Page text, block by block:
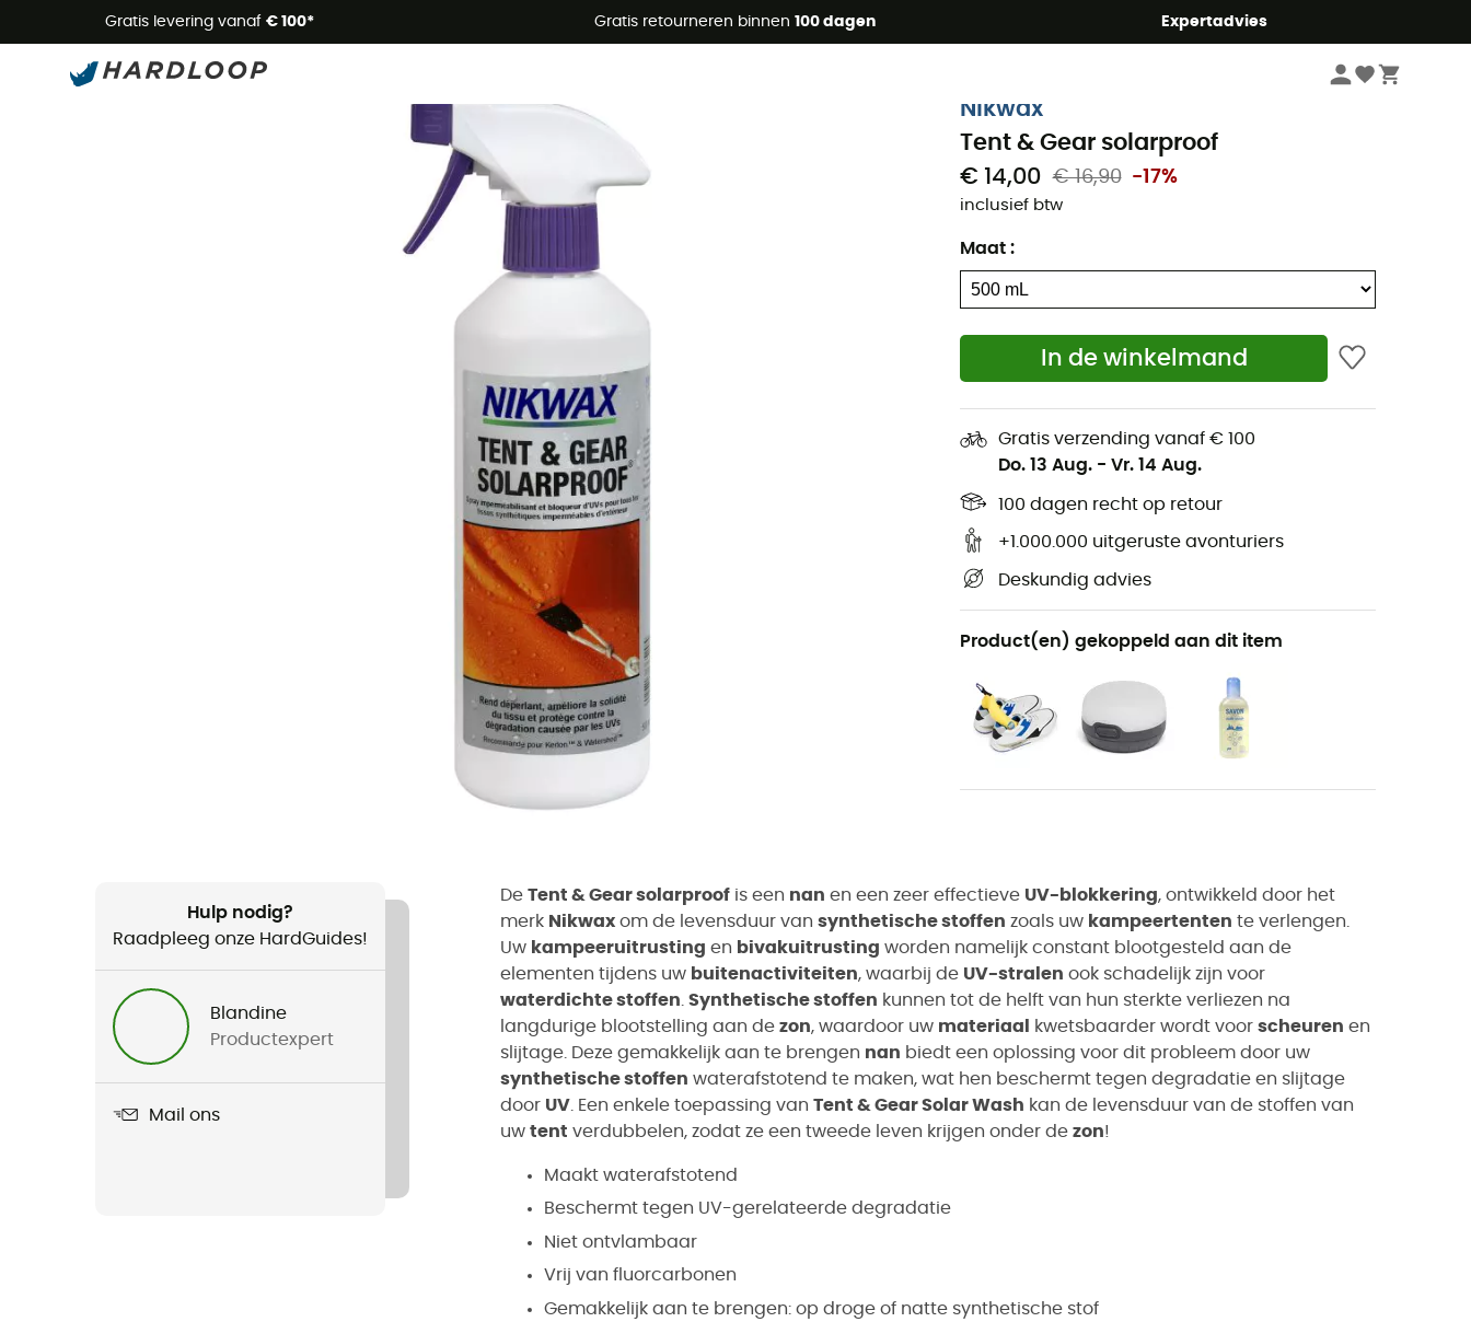
Gratis levering vanaf € 100* Gratis retourneren binnen 100 dagen Expertadvies
Zomeraanbiedingen 🔥 -5% EXTRA vanaf 2 producten* met code Summer5
Wandelaccessoires
Nikwax
Tent & Gear solarproof
€ 14,00 € 16,90 -17%
inclusief btw
Maat :
In de winkelmand
Gratis verzending vanaf € 100
Do. 13 Aug. - Vr. 14 Aug.
100 dagen recht op retour
+1.000.000 uitgeruste avonturiers
Deskundig advies
Product(en) gekoppeld aan dit item
Hulp nodig?
Raadpleeg onze HardGuides!
Blandine
Productexpert
Mail ons
De Tent & Gear solarproof is een nan en een zeer effectieve UV-blokkering, ontwikkeld door het
merk Nikwax om de levensduur van synthetische stoffen zoals uw kampeertenten te verlengen.
Uw kampeeruitrusting en bivakuitrusting worden namelijk constant blootgesteld aan de
elementen tijdens uw buitenactiviteiten, waarbij de UV-stralen ook schadelijk zijn voor
waterdichte stoffen Synthetische stoffen kunnen tot de helft van hun sterkte verliezen na
langdurige blootstelling aan de zon, waardoor uw materiaal kwetsbaarder wordt voor scheuren en
slijtage. Deze gemakkelijk aan te brengen nan biedt een oplossing voor dit probleem door uw
synthetische stoffen waterafstotend te maken, wat hen beschermt tegen degradatie en slijtage
door UV . Een enkele toepassing van Tent & Gear Solar Wash kan de levensduur van de stoffen van
uw tent verdubbelen, zodat ze een tweede leven krijgen onder de zon!
Maakt waterafstotend
Beschermt tegen UV-gerelateerde degradatie
Niet ontvlambaar
Vrij van fluorcarbonen
Gemakkelijk aan te brengen: op droge of natte synthetische stof